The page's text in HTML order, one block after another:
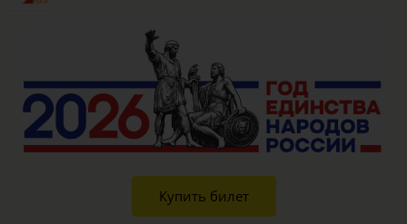
Купить билет